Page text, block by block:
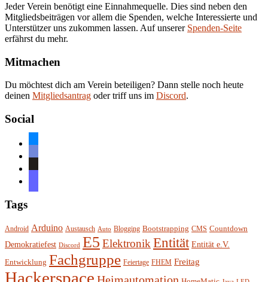
Jeder Verein benötigt eine Einnahmequelle. Dies sind neben den
Mitgliedsbeiträgen vor allem die Spenden, welche Interessierte und
Unterstützer uns zukommen lassen. Auf unserer Spenden-Seite
erfährst du mehr.
Mitmachen
Du möchtest dich am Verein beteiligen? Dann stelle noch heute
deinen Mitgliedsantrag oder triff uns im Discord.
Social
Tags
Android Arduino Austausch Auto Blogging Bootstrapping CMS Countdown
Demokratiefest Discord E5 Elektronik Entität Entität e.V.
Entwicklung Fachgruppe Feiertage FHEM Freitag
Hackerspace